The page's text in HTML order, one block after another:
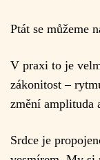
Ptát se můžeme
V praxi to je
zákonitost –
změní amplituda
Srdce je